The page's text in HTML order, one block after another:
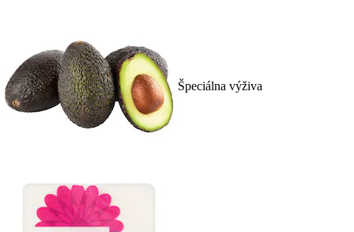
Špeciálna výživa